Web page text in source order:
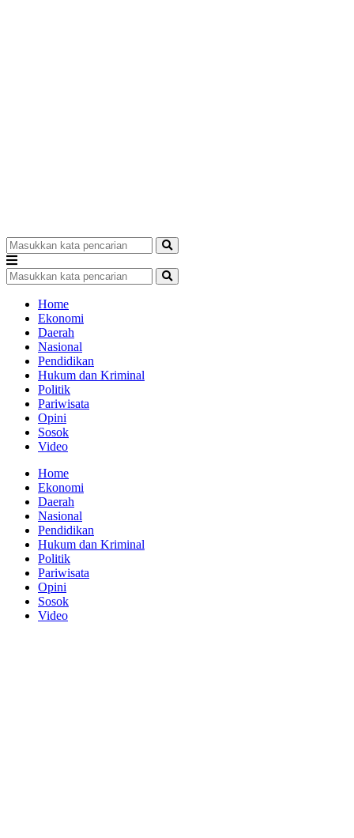
Home
Ekonomi
Daerah
Nasional
Pendidikan
Hukum dan Kriminal
Politik
Pariwisata
Opini
Sosok
Video
Home
Ekonomi
Daerah
Nasional
Pendidikan
Hukum dan Kriminal
Politik
Pariwisata
Opini
Sosok
Video